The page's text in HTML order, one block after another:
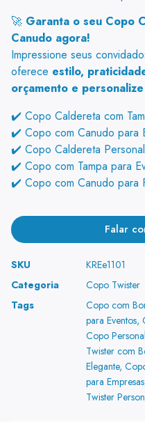
🚀 Garanta o seu Copo
Canudo agora!
Impressione seus
oferece estilo,
orçamento e
✔️ Copo Caldereta com
✔️ Copo com Canudo para
✔️ Copo Caldereta
✔️ Copo com Tampa para
✔️ Copo com Canudo para
Falar
SKU
KREe1101
Categoria
Copo Twister
Tags
Copo com
para Eventos,
Copo
Twister com
Elegante,
para Empresas
Twister